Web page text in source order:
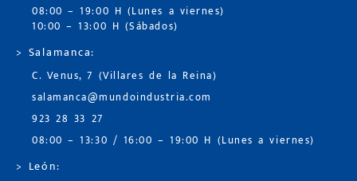
08:00 – 19:00 H (Lunes a viernes)
10:00 – 13:00 H (Sábados)
> Salamanca:
C. Venus, 7 (Villares de la Reina)
salamanca@mundoindustria.com
923 28 33 27
08:00 – 13:30 / 16:00 – 19:00 H (Lunes a viernes)
> León: